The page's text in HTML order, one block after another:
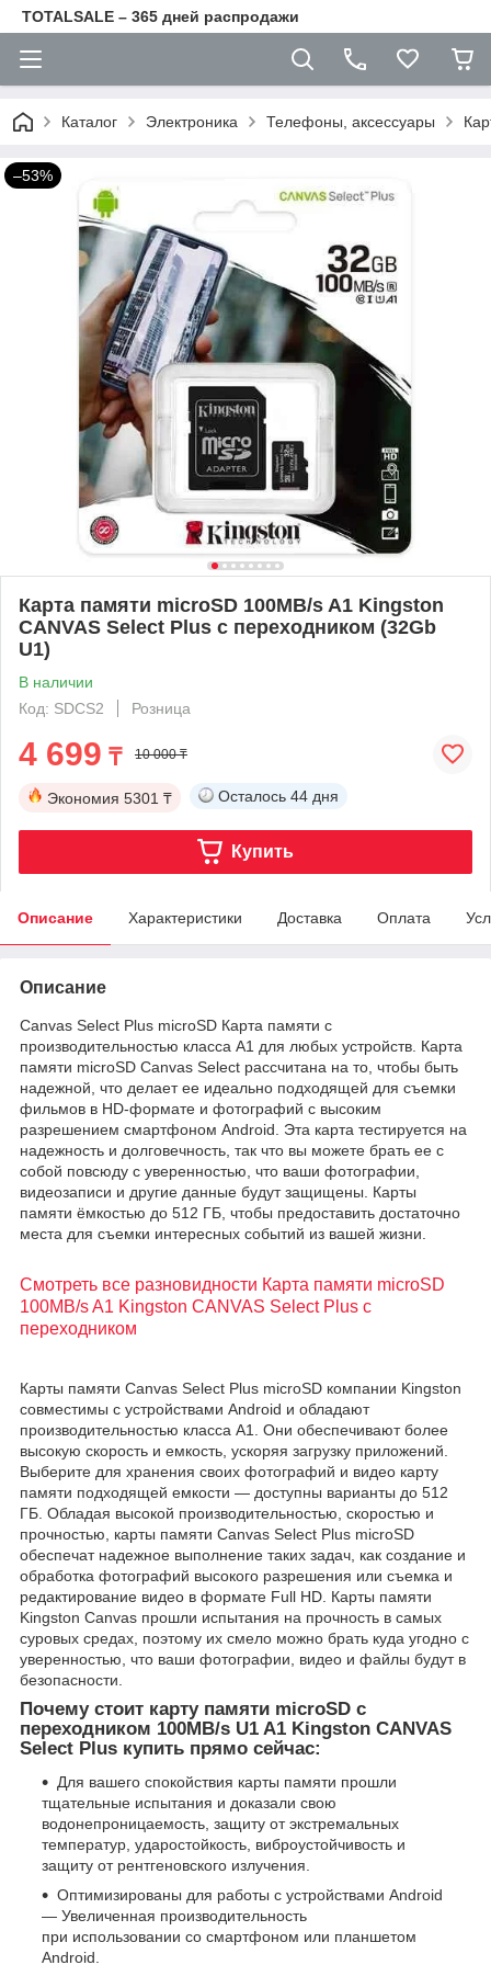
TOTALSALE – 365 дней распродажи
Каталог Электроника Телефоны, аксессуары
–53%
Карта памяти microSD 100MB/s A1 Kingston
CANVAS Select Plus с переходником (32Gb
U1)
В наличии
Код: SDCS2
Розница
4 699 ₸ 10 000 ₸
Экономия 5301 ₸ Осталось 44 дня
Купить
Описание Характеристики Доставка Оплата
Описание
Canvas Select Plus microSD Карта памяти с
производительностью класса A1 для любых устройств. Карта
памяти microSD Canvas Select рассчитана на то, чтобы быть
надежной, что делает ее идеально подходящей для съемки
фильмов в HD-формате и фотографий с высоким
разрешением смартфоном Android. Эта карта тестируется на
надежность и долговечность, так что вы можете брать ее с
собой повсюду с уверенностью, что ваши фотографии,
видеозаписи и другие данные будут защищены. Карты
памяти ёмкостью до 512 ГБ, чтобы предоставить достаточно
места для съемки интересных событий из вашей жизни.
Смотреть все разновидности Карта памяти microSD
100MB/s A1 Kingston CANVAS Select Plus с
переходником
Карты памяти Canvas Select Plus microSD компании Kingston
совместимы с устройствами Android и обладают
производительностью класса A1. Они обеспечивают более
высокую скорость и емкость, ускоряя загрузку приложений.
Выберите для хранения своих фотографий и видео карту
памяти подходящей емкости — доступны варианты до 512
ГБ. Обладая высокой производительностью, скоростью и
прочностью, карты памяти Canvas Select Plus microSD
обеспечат надежное выполнение таких задач, как создание и
обработка фотографий высокого разрешения или съемка и
редактирование видео в формате Full HD. Карты памяти
Kingston Canvas прошли испытания на прочность в самых
суровых средах, поэтому их смело можно брать куда угодно с
уверенностью, что ваши фотографии, видео и файлы будут в
безопасности.
Почему стоит карту памяти microSD с
переходником 100MB/s U1 A1 Kingston CANVAS
Select Plus купить прямо сейчас:
Для вашего спокойствия карты памяти прошли
тщательные испытания и доказали свою
водонепроницаемость, защиту от экстремальных
температур, ударостойкость, виброустойчивость и
защиту от рентгеновского излучения.
Оптимизированы для работы с устройствами Android
— Увеличенная производительность
при использовании со смартфоном или планшетом
Android.